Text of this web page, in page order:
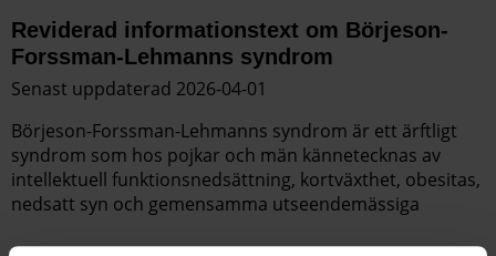
Reviderad informationstext om Börjeson-
Forssman-Lehmanns syndrom
Senast uppdaterad 2026-04-01
Börjeson-Forssman-Lehmanns syndrom är ett ärftligt
syndrom som hos pojkar och män kännetecknas av
intellektuell funktionsnedsättning, kortväxthet, obesitas,
nedsatt syn och gemensamma utseendemässiga